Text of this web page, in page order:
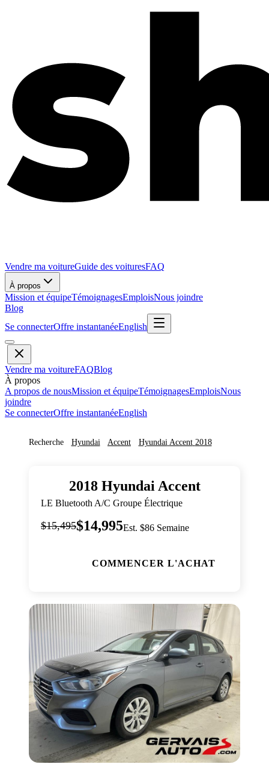
Vendre ma voitureGuide des voituresFAQ
À propos
Mission et équipeTémoignagesEmploisNous joindre
Blog
Se connecterOffre instantanéeEnglish
Vendre ma voitureFAQBlog
À propos
A propos de nousMission et équipeTémoignagesEmploisNous
joindre
Se connecterOffre instantanéeEnglish
Recherche Hyundai Accent Hyundai Accent 2018
2018 Hyundai Accent
LE Bluetooth A/C Groupe Électrique
$15,495$14,995Est. $86 Semaine
COMMENCER L'ACHAT